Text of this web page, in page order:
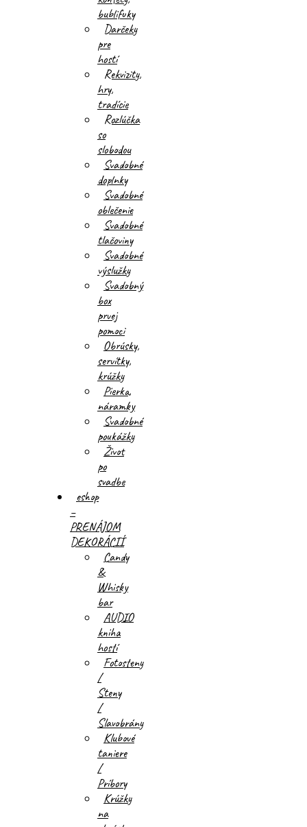
bublifuky
Darčeky
pre
hostí
Rekvizity,
hry,
tradície
Rozlúčka
so
slobodou
Svadobné
doplnky
Svadobné
oblečenie
Svadobné
tlačoviny
Svadobné
výslužky
Svadobný
box
prvej
pomoci
Obrúsky,
servítky,
krúžky
Pierka,
náramky
Svadobné
poukážky
Život
po
svadbe
eshop
–
PRENÁJOM
DEKORÁCIÍ
Candy
&
Whisky
bar
AUDIO
kniha
hostí
Fotosteny
/
Steny
/
Slavobrány
Klubové
taniere
/
Príbory
Krúžky
na